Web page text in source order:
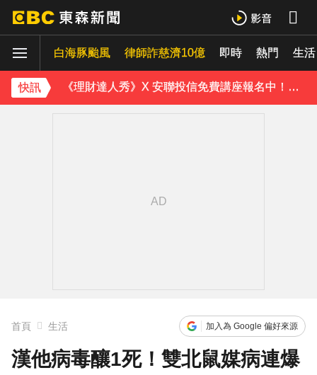
白海豚颱風 律師詐慈濟10億 即時 熱門 生活
快訊
「白海豚」逼近！最新暴風圈侵襲率曝 一縣市達59％
《理財達人秀》X 安聯投信免費講座報名中！搶先卡位 2027
首頁 生活 加入為 Google 偏好來源
漢他病毒釀1死！雙北鼠媒病連爆